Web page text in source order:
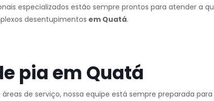
especializados estão sempre prontos para atender a
desentupimentos em Quatá.
pia em Quatá
de serviço, nossa equipe está sempre preparada para